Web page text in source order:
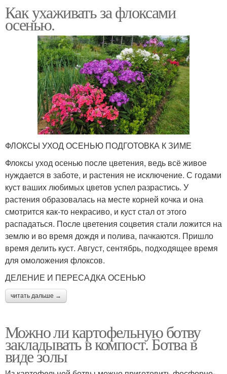
Как ухаживать за флоксами
осенью.
ФЛОКСЫ УХОД ОСЕНЬЮ ПОДГОТОВКА К ЗИМЕ
Флоксы уход осенью после цветения, ведь всё живое
нуждается в заботе, и растения не исключение. С годами
куст ваших любимых цветов успел разрастись. У
растения образовалась на месте корней кочка и она
смотрится как-то некрасиво, и куст стал от этого
распадаться. После цветения соцветия стали ложится на
землю и во время дождя и полива, пачкаются. Пришло
время делить куст. Август, сентябрь, подходящее время
для омоложения флоксов.
ДЕЛЕНИЕ И ПЕРЕСАДКА ОСЕНЬЮ
читать дальше →
Можно ли картофельную ботву
закладывать в компост. Ботва в
виде золы